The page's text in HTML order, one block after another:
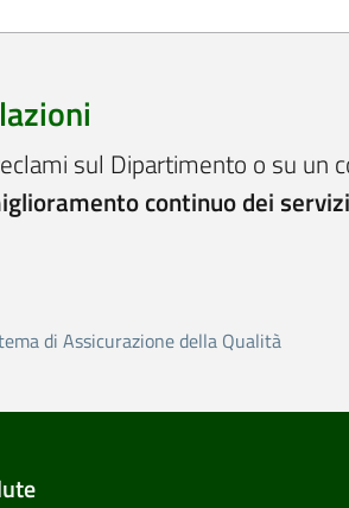
sul Dipartimento o su un
continuo dei
di Assicurazione della Qualità